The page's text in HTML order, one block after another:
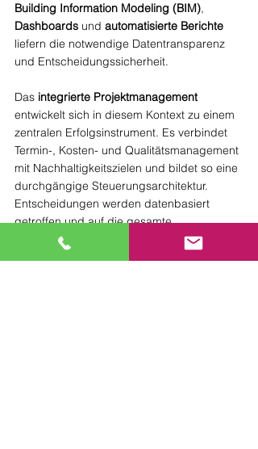
Building Information Modeling (BIM),
Dashboards und automatisierte Berichte
liefern die notwendige Datentransparenz
und Entscheidungssicherheit.
Das integrierte Projektmanagement
entwickelt sich in diesem Kontext zu einem
zentralen Erfolgsinstrument. Es verbindet
Termin-, Kosten- und Qualitätsmanagement
mit Nachhaltigkeitszielen und bildet so eine
durchgängige Steuerungsarchitektur.
Entscheidungen werden datenbasiert
getroffen und auf die gesamte
Projektlaufzeit ausgerichtet. So kann